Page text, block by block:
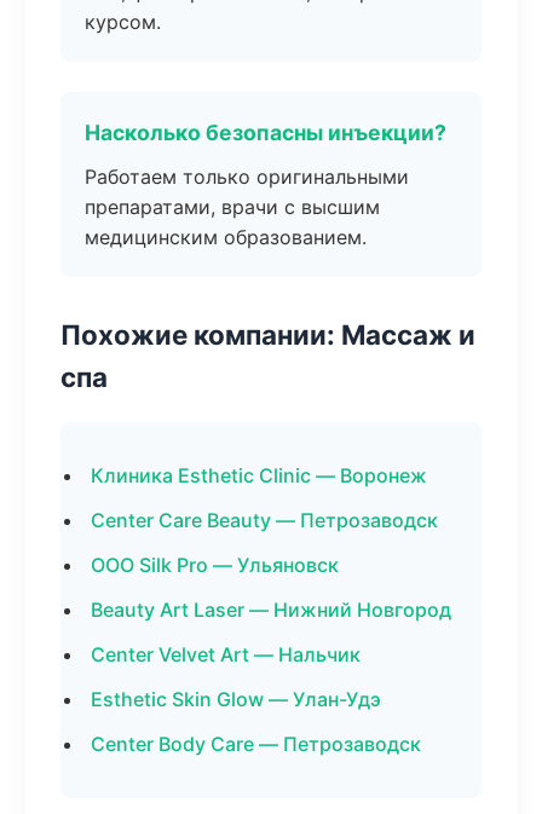
курсом.
Насколько безопасны инъекции?
Работаем только оригинальными
препаратами, врачи с высшим
медицинским образованием.
Похожие компании: Массаж и
спа
Клиника Esthetic Clinic — Воронеж
Center Care Beauty — Петрозаводск
ООО Silk Pro — Ульяновск
Beauty Art Laser — Нижний Новгород
Center Velvet Art — Нальчик
Esthetic Skin Glow — Улан-Удэ
Center Body Care — Петрозаводск